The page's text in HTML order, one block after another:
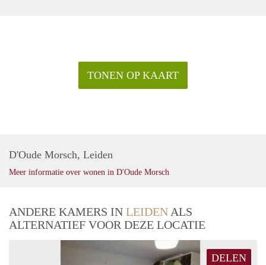
TONEN OP KAART
D'Oude Morsch, Leiden
Meer informatie over wonen in D'Oude Morsch
ANDERE KAMERS IN LEIDEN ALS
ALTERNATIEF VOOR DEZE LOCATIE
DELEN